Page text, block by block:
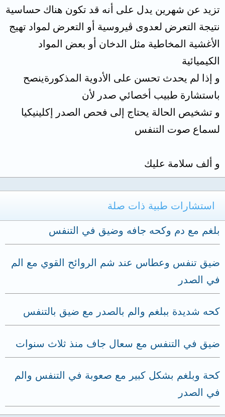
تزيد عن شهرين يدل على أنه قد تكون هناك حساسية
نتيجة التعرض لعدوى ڤيروسية أو التعرض لمواد تهيج
الأغشية المخاطية مثل الدخان أو بعض المواد
الكيميائية
و إذا لم يحدث تحسن على الأدوية المذكورةينصح
باستشارة طبيب أخصائي صدر لأن
و تشخيص الحالة يحتاج إلى فحص الصدر إكلينيكيا
لسماع صوت التنفس
و ألف سلامة عليك
استشارات طبية ذات صلة
بلغم مع دم وكحه جافه وضيق في التنفس
ضيق تنفس وعطاس عند شم الروائح القوي مع الم
في الصدر
كحه شديدة ببلغم والم بالصدر مع ضيق بالتنفس
ضيق في التنفس مع سعال جاف منذ ثلاث سنوات
كحة وبلغم بشكل كبير مع صعوبة في التنفس والم
في الصدر